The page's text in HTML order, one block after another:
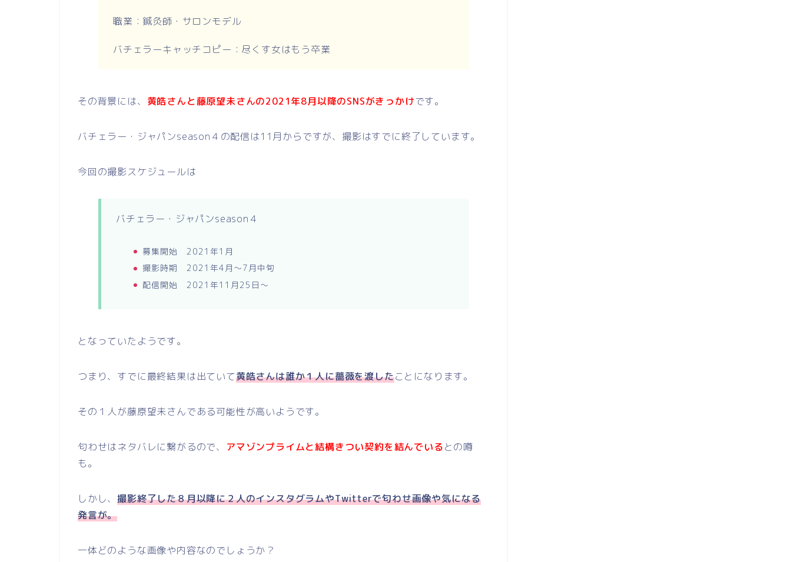
職業：鍼灸師・サロンモデル
バチェラーキャッチコピー：尽くす女はもう卒業
その背景には、 黄皓さんと藤原望未さんの2021年8月以降のSNSがきっかけです。
バチェラー・ジャパンseason４の配信は11月からですが、撮影はすでに終了しています。
今回の撮影スケジュールは
バチェラー・ジャパンseason４
募集開始 2021年1月
撮影時期 2021年4月〜7月中旬
配信開始 2021年11月25日〜
となっていたようです。
つまり、すでに最終結果は出ていて黄皓さんは誰か１人に薔薇を渡したことになります。
その１人が藤原望未さんである可能性が高いようです。
匂わせはネタバレに繋がるので、 アマゾンプライムと結構きつい契約を結んでいるとの噂
も。
しかし、撮影終了した８月以降に２人のインスタグラムやTwitterで匂わせ画像や気になる
発言が。
一体どのような画像や内容なのでしょうか？